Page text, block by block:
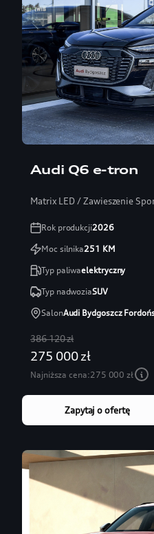
Audi Q6 e-tron
Matrix LED / Zawieszenie
Rok produkcji2026
Moc silnika251 KM
Typ paliwaelektryczny
Typ nadwoziaSUV
SalonAudi Bydgoszcz
386 120 zł
275 000 zł
Najniższa cena:275 000 zł
Zapytaj o ofertę